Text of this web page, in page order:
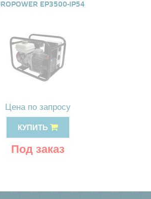
EP3500-IP54
Цена по запросу
КУПИТЬ
Под заказ